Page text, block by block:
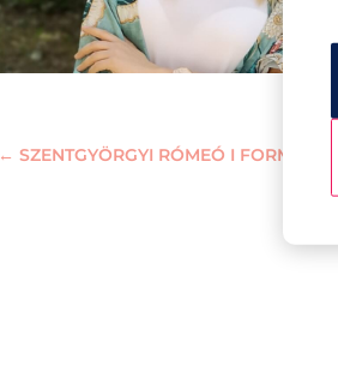
←SZENTGYÖRGYI RÓMEÓ I FORMÁS